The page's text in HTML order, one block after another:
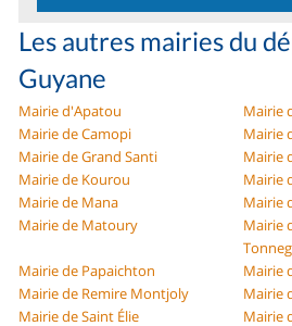
Les autres mairies du
Guyane
Mairie d'Apatou
Mairie
Mairie de Camopi
Mairie
Mairie de Grand Santi
Mairie
Mairie de Kourou
Mairie
Mairie de Mana
Mairie
Mairie de Matoury
Mairie
Mairie de Papaichton
Mairie
Mairie de Remire Montjoly
Mairie
Mairie de Saint Élie
Mairie